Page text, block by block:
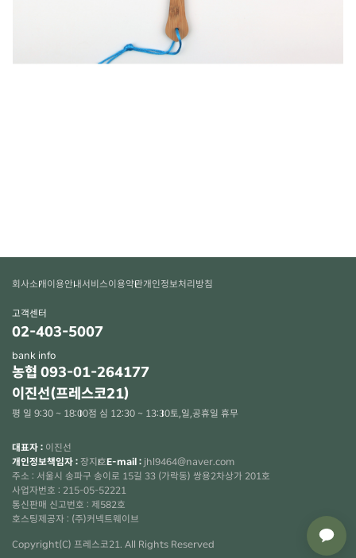
회사소개이용안내서비스이용약관개인정보처리방침
고객센터
02-403-5007
bank info
농협 093-01-264177
이진선(프레스코21)
평 일 9:30 ~ 18:00점 심 12:30 ~ 13:30토,일,공휴일 휴무
대표자 : 이진선
개인정보책임자 : 장지호E-mail : jhl9464@naver.com
주소 : 서울시 송파구 송이로 15길 33 (가락동) 쌍용2차상가 201호
사업자번호 : 215-05-52221
통신판매 신고번호 : 제582호
호스팅제공자 : (주)커넥트웨이브
Copyright(C) 프레스코21. All Rights Reserved